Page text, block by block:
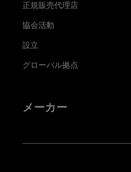
正規販売代理店
協会活動
設立
グローバル拠点
メーカー